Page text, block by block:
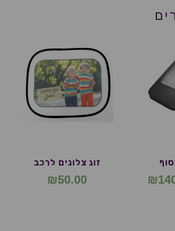
₪
זוג צלונים לרכב
₪50.00